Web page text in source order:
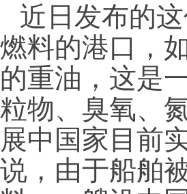
近日发布的
燃料的港口，
的重油，这是
粒物、臭氧、
展中国家目前
说，由于船舶